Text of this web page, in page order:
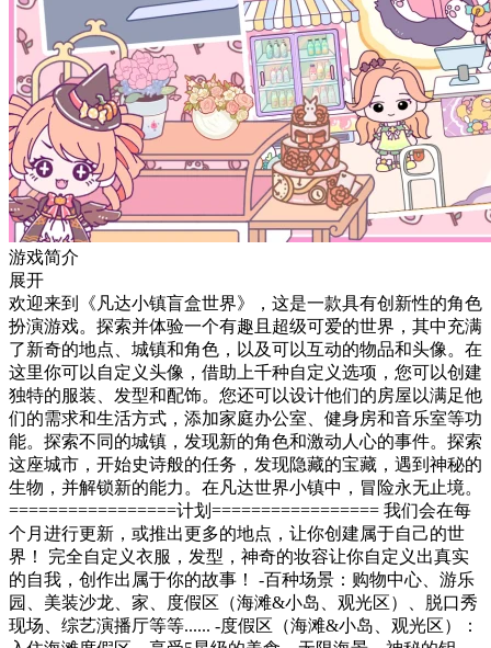
游戏简介
展开
欢迎来到《凡达小镇盲盒世界》，这是一款具有创新性的角色
扮演游戏。探索并体验一个有趣且超级可爱的世界，其中充满
了新奇的地点、城镇和角色，以及可以互动的物品和头像。在
这里你可以自定义头像，借助上千种自定义选项，您可以创建
独特的服装、发型和配饰。您还可以设计他们的房屋以满足他
们的需求和生活方式，添加家庭办公室、健身房和音乐室等功
能。探索不同的城镇，发现新的角色和激动人心的事件。探索
这座城市，开始史诗般的任务，发现隐藏的宝藏，遇到神秘的
生物，并解锁新的能力。在凡达世界小镇中，冒险永无止境。
=================计划================= 我们会在每
个月进行更新，或推出更多的地点，让你创建属于自己的世
界！ 完全自定义衣服，发型，神奇的妆容让你自定义出真实
的自我，创作出属于你的故事！ -百种场景：购物中心、游乐
园、美装沙龙、家、度假区（海滩&小岛、观光区）、脱口秀
现场、综艺演播厅等等...... -度假区（海滩&小岛、观光区）：